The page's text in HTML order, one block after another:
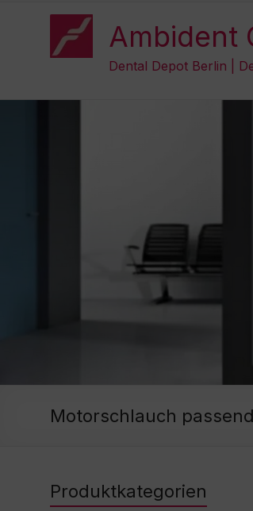
Ambident
Dental Depot Berlin |
Motorschlauch
Produktkategorien